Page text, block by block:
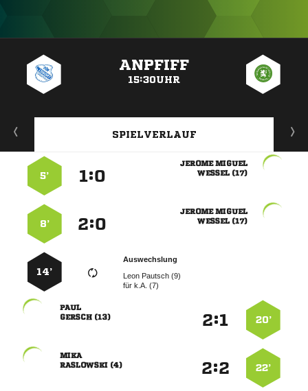
ANPFIFF
15:30UHR
SPIELVERLAUF
 
 
:
5’
 
 
:
8’
Auswechslung
  
fürk.A. (7)
14’
20’
:

 
22’
:

 